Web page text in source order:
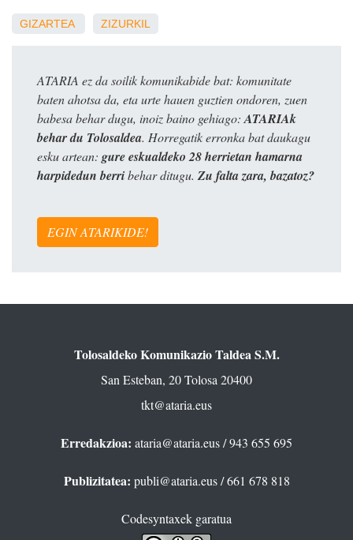
GIZARTEA ZIZURKIL
ATARIA ez da soilik komunikabide bat: komunitate
baten ahotsa da, eta urte hauen guztien ondoren, zuen
babesa behar dugu, inoiz baino gehiago: ATARIAk
behar du Tolosaldea. Horregatik erronka bat daukagu
esku artean: gure eskualdeko 28 herrietan hamarna
harpidedun berribehar ditugu. Zu falta zara, bazatoz?
EGIN ATARIKIDE!
Tolosaldeko Komunikazio Taldea S.M.
San Esteban, 20 Tolosa 20400
tkt@ataria.eus
Erredakzioa: ataria@ataria.eus/ 943 655 695
Publizitatea: publi@ataria.eus/ 661 678 818
Codesyntaxek garatua